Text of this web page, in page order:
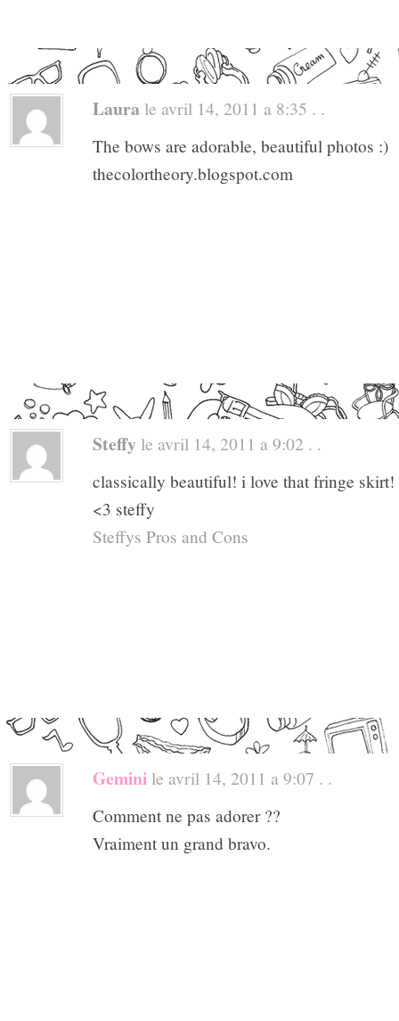
Laura le avril 14, 2011 a 8:35 . .
The bows are adorable, beautiful photos :)
thecolortheory.blogspot.com
Steffy le avril 14, 2011 a 9:02 . .
classically beautiful! i love that fringe skirt!
<3 steffy
Steffys Pros and Cons
Gemini le avril 14, 2011 a 9:07 . .
Comment ne pas adorer ??
Vraiment un grand bravo.